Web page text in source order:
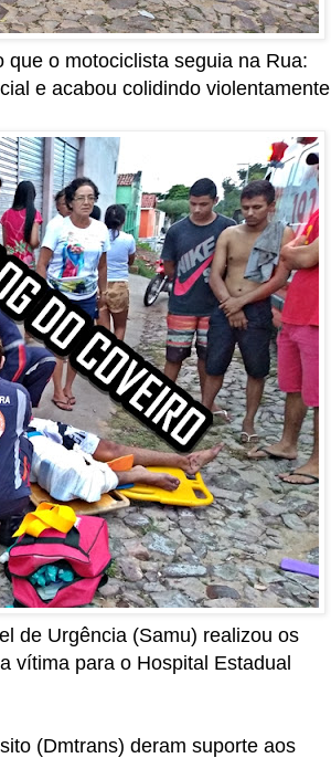
o motociclista seguia na Rua:
e acabou colidindo violentamente
de Urgência (Samu) realizou os
vítima para o Hospital Estadual
(Dmtrans) deram suporte aos